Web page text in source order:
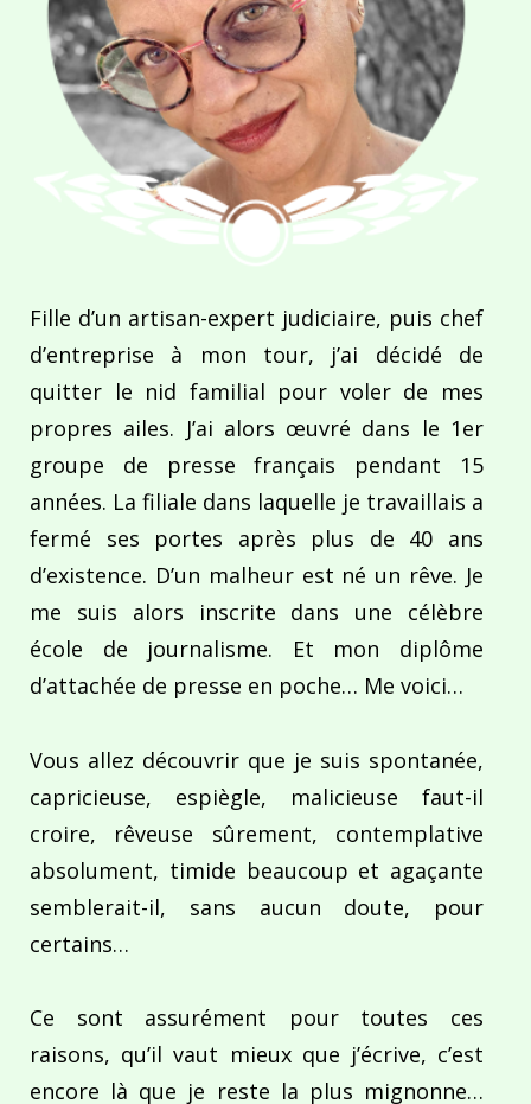
Fille d’un artisan-expert judiciaire, puis chef
d’entreprise à mon tour, j’ai décidé de
quitter le nid familial pour voler de mes
propres ailes. J’ai alors œuvré dans le 1er
groupe de presse français pendant 15
années. La filiale dans laquelle je travaillais a
fermé ses portes après plus de 40 ans
d’existence. D’un malheur est né un rêve. Je
me suis alors inscrite dans une célèbre
école de journalisme. Et mon diplôme
d’attachée de presse en poche… Me voici…
Vous allez découvrir que je suis spontanée,
capricieuse, espiègle, malicieuse faut-il
croire, rêveuse sûrement, contemplative
absolument, timide beaucoup et agaçante
semblerait-il, sans aucun doute, pour
certains…
Ce sont assurément pour toutes ces
raisons, qu’il vaut mieux que j’écrive, c’est
encore là que je reste la plus mignonne…